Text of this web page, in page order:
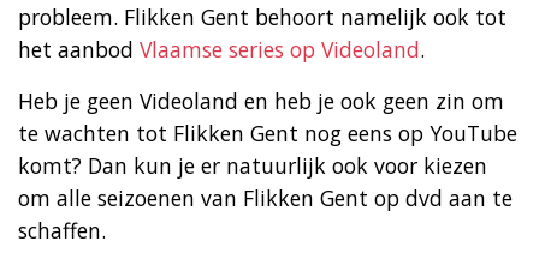
probleem. Flikken Gent behoort namelijk ook tot
het aanbod Vlaamse series op Videoland.
Heb je geen Videoland en heb je ook geen zin om
te wachten tot Flikken Gent nog eens op YouTube
komt? Dan kun je er natuurlijk ook voor kiezen
om alle seizoenen van Flikken Gent op dvd aan te
schaffen.